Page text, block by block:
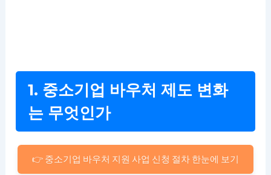
1. 중소기업 바우처 제도 변화
는 무엇인가
👉 중소기업 바우처 지원 사업 신청 절차 한눈에 보기